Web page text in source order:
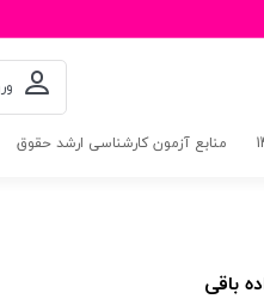
منابع آزمون کارشناسی ارشد حقوق
باقی